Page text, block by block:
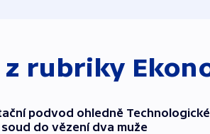
z rubriky
podvod ohledně
do vězení dva muže